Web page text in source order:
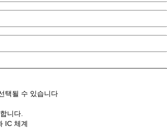
택될 수 있습니다
니다.
IC 체계